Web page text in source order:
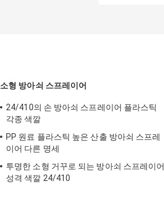
소형 방아쇠 스프레이어
24/410의 손 방아쇠 스프레이어 플라스틱
각종 색깔
PP 원료 플라스틱 높은 산출 방아쇠 스프레
이어 다른 명세
투명한 소형 거꾸로 되는 방아쇠 스프레이어
성격 색깔 24/410